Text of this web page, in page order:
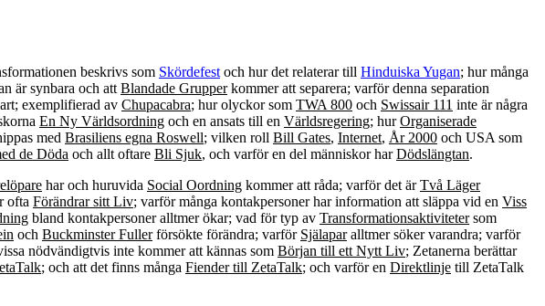
beskrivs som Skördefestoch hur det relaterar till Hinduiska Yugan; hur många
är synbara och attBlandade Grupperkommer att separera; varför denna separation
exemplifierad av Chupacabra; hur olyckor som TWA 800 och Swissair 111 inte är några
En Ny Världsordning och en ansats till en Världsregering; hurOrganiserade
med Brasiliens egna Roswell; vilken roll Bill Gates, Internet, År 2000 och USA som
de Döda och allt oftare Bli Sjuk, och varför en del människor harDödslängtan.
har och huruvida Social Oordning kommer att råda; varför det ärTvå Läger
ofta Förändrar sitt Liv; varför många kontakpersoner har information att släppa vid en Viss
bland kontakpersoner alltmer ökar; vad för typ av Transformationsaktivitetersom
och Buckminster Fullerförsökte förändra; varför Själaparalltmer söker varandra; varför
nödvändigtvis inte kommer att kännas som Början till ett Nytt Liv; Zetanerna berättar
; och att det finns många Fiender till ZetaTalk; och varför en Direktlinje till ZetaTalk